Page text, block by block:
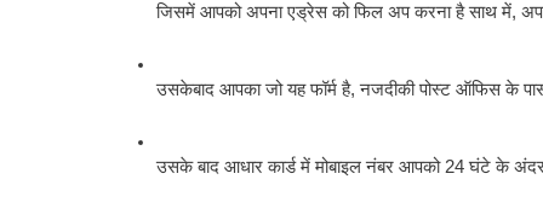
जिसमें आपको अपना एड्रेस को फिल अप करना है साथ में,
उसकेबाद आपका जो यह फॉर्म है, नजदीकी पोस्ट ऑफिस के
उसके बाद आधार कार्ड में मोबाइल नंबर आपको 24 घंटे के